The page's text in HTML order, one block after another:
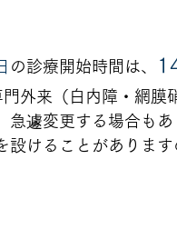
の診療開始時間は、
門外来（白内障・網膜
急遽変更する場合も
設けることがあります